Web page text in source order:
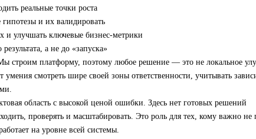
реальные точки роста
и их валидировать
и улучшать ключевые бизнес-метрики
а не до «запуска»
строим платформу, поэтому любое решение — это не локальное
умения смотреть шире своей зоны ответственности, учитывать
область с высокой ценой ошибки. Здесь нет готовых решений
проверять и масштабировать. Это роль для тех, кому важно не
на уровне всей системы.